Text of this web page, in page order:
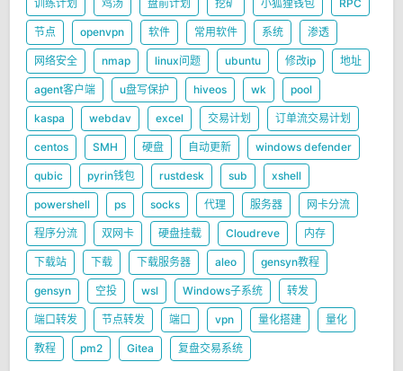
训练计划 鸡汤 盘前计划 挖矿 小狐狸钱包 RPC
节点 openvpn 软件 常用软件 系统 渗透
网络安全 nmap linux问题 ubuntu 修改ip 地址
agent客户端 u盘写保护 hiveos wk pool
kaspa webdav excel 交易计划 订单流交易计划
centos SMH 硬盘 自动更新 windows defender
qubic pyrin钱包 rustdesk sub xshell
powershell ps socks 代理 服务器 网卡分流
程序分流 双网卡 硬盘挂载 Cloudreve 内存
下载站 下载 下载服务器 aleo gensyn教程
gensyn 空投 wsl Windows子系统 转发
端口转发 节点转发 端口 vpn 量化搭建 量化
教程 pm2 Gitea 复盘交易系统